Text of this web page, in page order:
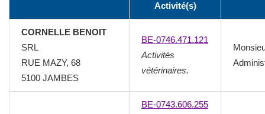
Activité(s)
CORNELLE BENOIT
SRL
RUE MAZY, 68
5100 JAMBES
BE-0746.471.121
Activités
vétérinaires.
BE-0743.606.255